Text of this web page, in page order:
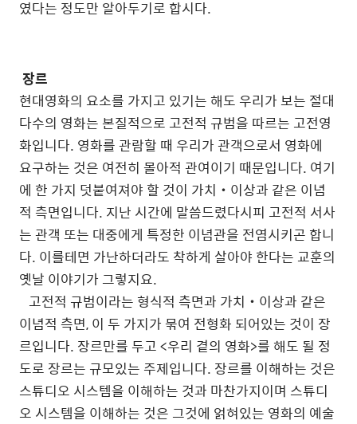
였다는 정도만 알아두기로 합시다.
장르
현대영화의 요소를 가지고 있기는 해도 우리가 보는 절대
다수의 영화는 본질적으로 고전적 규범을 따르는 고전영
화입니다. 영화를 관람할 때 우리가 관객으로서 영화에
요구하는 것은 여전히 몰아적 관여이기 때문입니다. 여기
에 한 가지 덧붙여져야 할 것이 가치‧이상과 같은 이념
적 측면입니다. 지난 시간에 말씀드렸다시피 고전적 서사
는 관객 또는 대중에게 특정한 이념관을 전염시키곤 합니
다. 이를테면 가난하더라도 착하게 살아야 한다는 교훈의
옛날 이야기가 그렇지요.
고전적 규범이라는 형식적 측면과 가치‧이상과 같은
이념적 측면, 이 두 가지가 묶여 전형화 되어있는 것이 장
르입니다. 장르만를 두고 <우리 곁의 영화>를 해도 될 정
도로 장르는 규모있는 주제입니다. 장르를 이해하는 것은
스튜디오 시스템을 이해하는 것과 마찬가지이며 스튜디
오 시스템을 이해하는 것은 그것에 얽혀있는 영화의 예술